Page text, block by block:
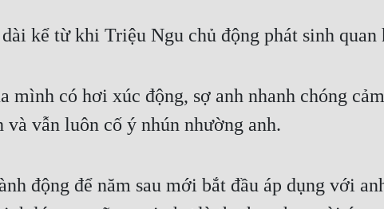
kể từ khi Triệu Ngu chủ động phát sinh
mình có hơi xúc động, sợ anh nhanh chóng
vẫn luôn cố ý nhún nhường anh.
động để năm sau mới bắt đầu áp dụng với